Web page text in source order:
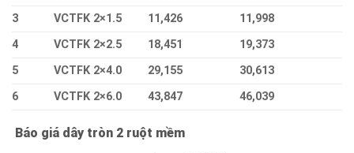
3
VCTFK 2×1.5 11,426
11,998
4
VCTFK 2×2.5 18,451
19,373
5
VCTFK 2×4.0 29,155
30,613
6
VCTFK 2×6.0 43,847 46,039
Báo giá dây tròn 2 ruột mềm